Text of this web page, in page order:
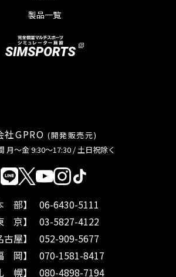
製品一覧
社GPRO (開発販売元)
月〜金 9:30〜17:30 / 土日祝除く
部】
06-6430-5111
京】
03-5827-4122
古屋】
052-909-5677
岡】
070-1581-8417
幌】
080-4898-7194